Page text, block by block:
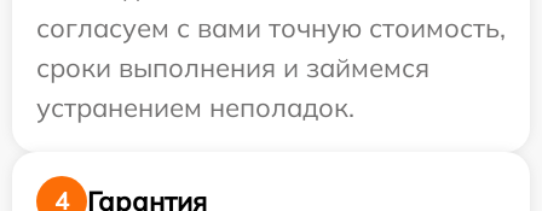
согласуем с вами точную стоимость,
сроки выполнения и займемся
устранением неполадок.
4 Гарантия